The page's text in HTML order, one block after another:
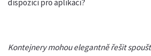
dispozici pro aplikaci?
Kontejnery mohou elegantně řešit